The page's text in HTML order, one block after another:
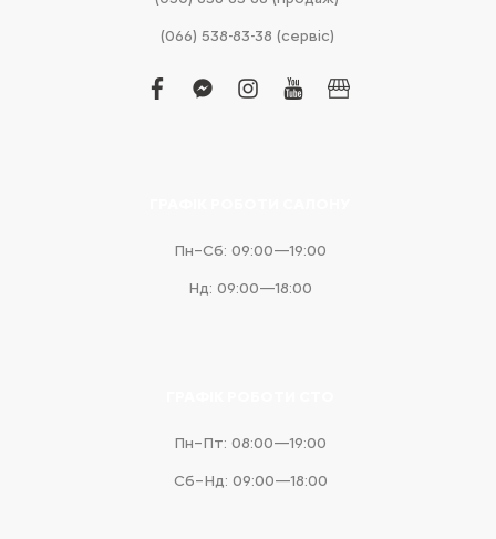
(066) 538-83-38 (сервіс)
facebook
facebook-
instagram
youtubebusiness
Пн–Сб: 09:00—19:00
Нд: 09:00—18:00
Пн–Пт: 08:00—19:00
Сб–Нд: 09:00—18:00